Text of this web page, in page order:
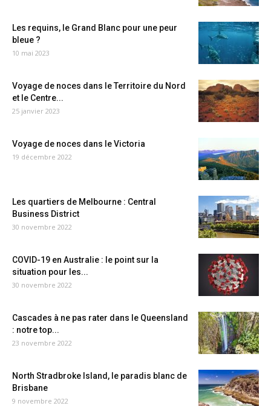
Les requins, le Grand Blanc pour une peur
bleue ?
10 mai 2023
Voyage de noces dans le Territoire du Nord
et le Centre...
25 janvier 2023
Voyage de noces dans le Victoria
19 décembre 2022
Les quartiers de Melbourne : Central
Business District
30 novembre 2022
COVID-19 en Australie : le point sur la
situation pour les...
30 novembre 2022
Cascades à ne pas rater dans le Queensland
: notre top...
23 novembre 2022
North Stradbroke Island, le paradis blanc de
Brisbane
9 novembre 2022